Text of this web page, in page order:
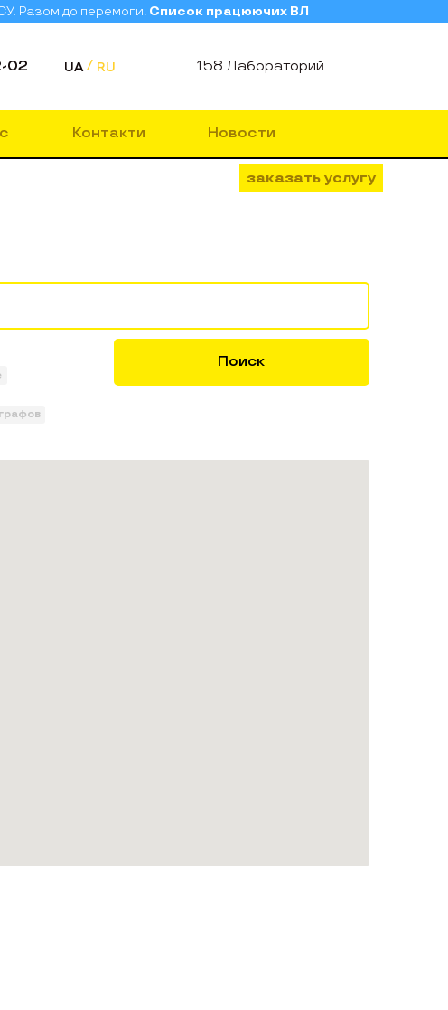
Разом до перемоги! Список працюючих ВЛ
02 UA RU 158 Лабораторий
Контакти Новости
заказать услугу
Поиск